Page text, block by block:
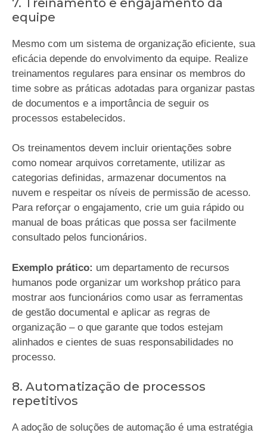
equipe
Mesmo com um sistema de organização eficiente, sua
eficácia depende do envolvimento da equipe. Realize
treinamentos regulares para ensinar os membros do
time sobre as práticas adotadas para organizar pastas
de documentos e a importância de seguir os
processos estabelecidos.
Os treinamentos devem incluir orientações sobre
como nomear arquivos corretamente, utilizar as
categorias definidas, armazenar documentos na
nuvem e respeitar os níveis de permissão de acesso.
Para reforçar o engajamento, crie um guia rápido ou
manual de boas práticas que possa ser facilmente
consultado pelos funcionários.
Exemplo prático: um departamento de recursos
humanos pode organizar um workshop prático para
mostrar aos funcionários como usar as ferramentas
de gestão documental e aplicar as regras de
organização – o que garante que todos estejam
alinhados e cientes de suas responsabilidades no
processo.
8. Automatização de processos
repetitivos
A adoção de soluções de automação é uma estratégia